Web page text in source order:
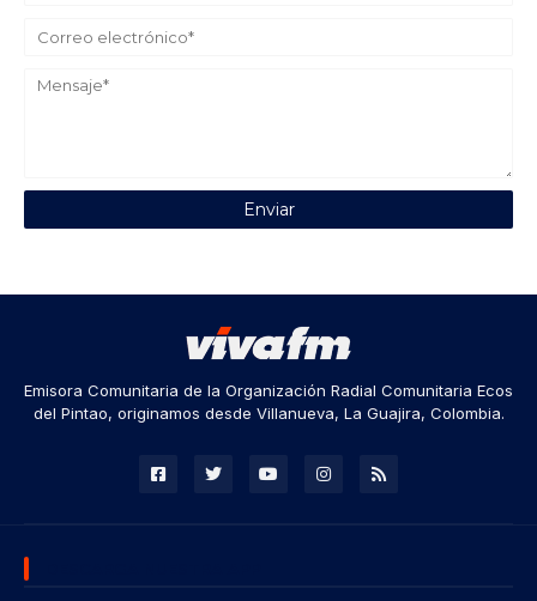
Emisora Comunitaria de la Organización Radial Comunitaria Ecos
del Pintao, originamos desde Villanueva, La Guajira, Colombia.